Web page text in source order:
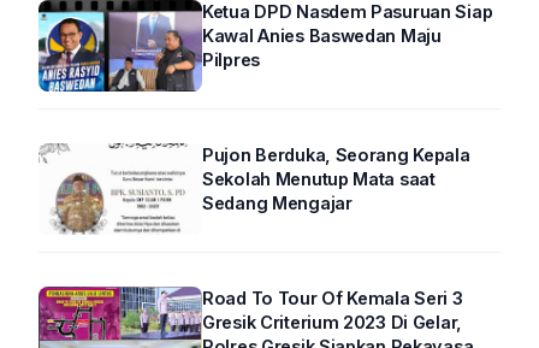
Ketua DPD Nasdem Pasuruan Siap
Kawal Anies Baswedan Maju
Pilpres
Pujon Berduka, Seorang Kepala
Sekolah Menutup Mata saat
Sedang Mengajar
Road To Tour Of Kemala Seri 3
Gresik Criterium 2023 Di Gelar,